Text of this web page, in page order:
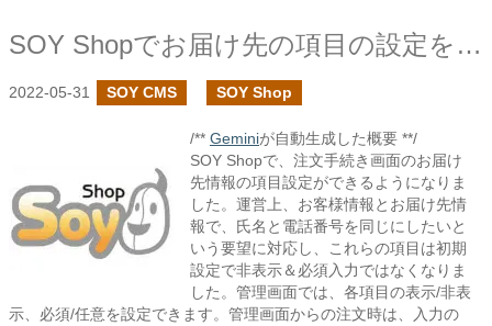
SOY Shopでお届け先の項目の設定を追加しました
2022-05-31 SOY CMS SOY Shop
/** Geminiが自動生成した概要 **/
SOY Shopで、注文手続き画面のお届け
先情報の項目設定ができるようになりま
した。運営上、お客様情報とお届け先情
報で、氏名と電話番号を同じにしたいと
いう要望に対応し、これらの項目は初期
設定で非表示＆必須入力ではなくなりま
した。管理画面では、各項目の表示/非表
示、必須/任意を設定できます。管理画面からの注文時は、入力の